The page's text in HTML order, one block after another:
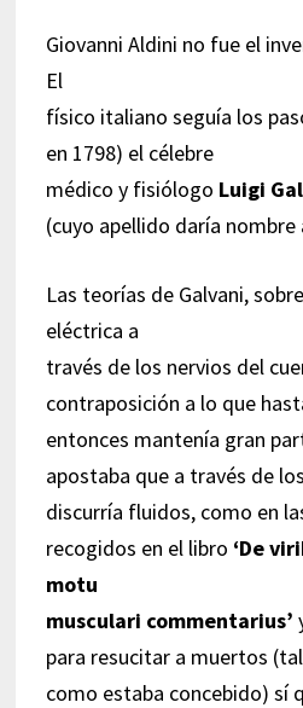
Giovanni Aldini no fue el
El
físico italiano seguía los
en 1798) el célebre
médico y fisiólogo Luigi
(cuyo apellido daría nombre
Las teorías de Galvani,
eléctrica a
través de los nervios del
contraposición a lo que
entonces mantenía gran
apostaba que a través de
discurría fluidos, como en
recogidos en el libro ‘De
motu
musculari commentarius’
para resucitar a muertos
como estaba concebido) sí